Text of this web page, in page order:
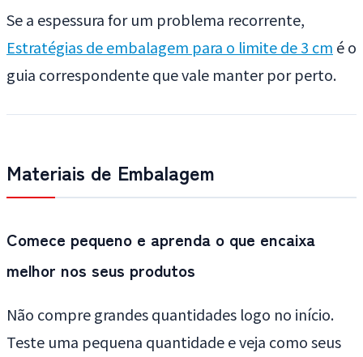
Se a espessura for um problema recorrente,
Estratégias de embalagem para o limite de 3 cm é o
guia correspondente que vale manter por perto.
Materiais de Embalagem
Comece pequeno e aprenda o que encaixa
melhor nos seus produtos
Não compre grandes quantidades logo no início.
Teste uma pequena quantidade e veja como seus